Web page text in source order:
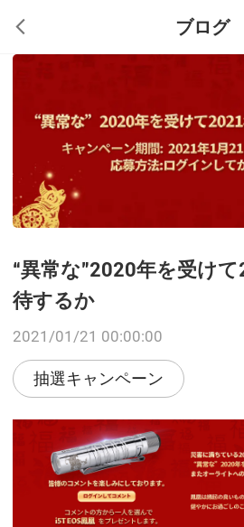
ブログ
“異常な”2020年を受け
待するか
2021/01/21 00:00:00
抽選キャンペーン